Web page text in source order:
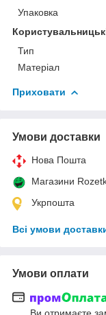
Упаковка
Тип
Матеріал
Приховати
Умови доставки
Нова Пошта
Магазини
Укрпошта
Всі умови
Умови оплати